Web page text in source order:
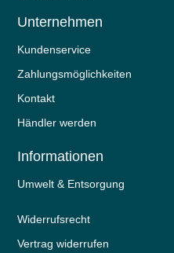
Unternehmen
Kundenservice
Zahlungsmöglichkeiten
Kontakt
Händler werden
Informationen
Umwelt & Entsorgung
Widerrufs­recht
Vertrag widerrufen